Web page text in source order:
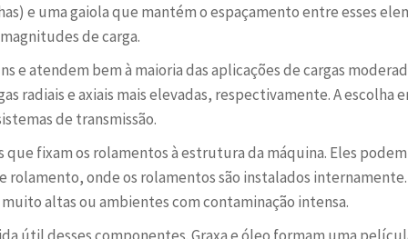
e uma gaiola que mantém o espaçamento entre esses
de carga.
e atendem bem à maioria das aplicações de cargas
radiais e axiais mais elevadas, respectivamente. A
de transmissão.
que fixam os rolamentos à estrutura da máquina. Eles
onde os rolamentos são instalados internamente.
altas ou ambientes com contaminação intensa.